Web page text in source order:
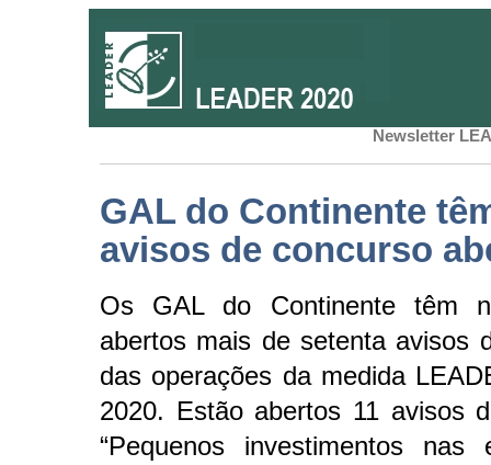
Newsletter
GAL do Continente
avisos de concurso
Os GAL do Continente têm
abertos mais de setenta avisos
das operações da medida
2020. Estão abertos 11 avisos
“Pequenos investimentos nas